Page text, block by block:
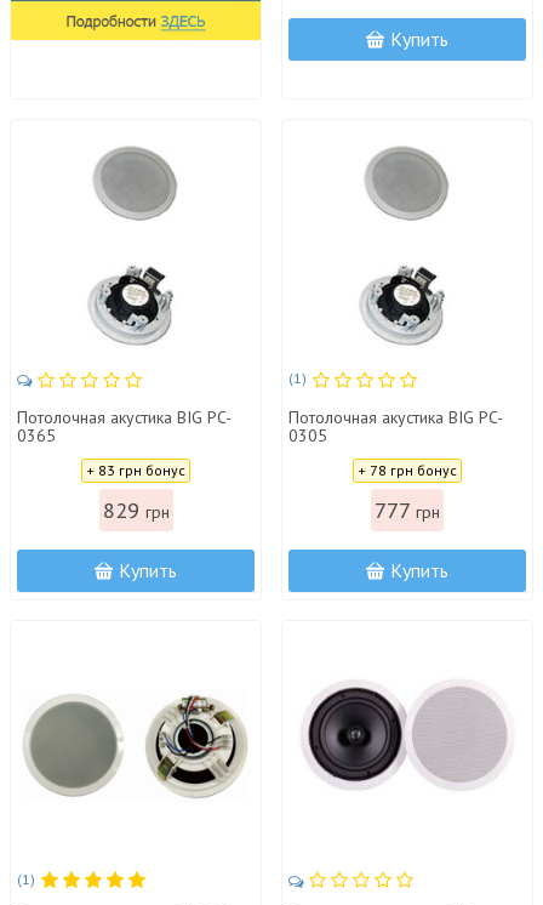
Купить
Потолочная акустика BIG PC-
0365
+ 83 грн бонус
829 грн
Купить
(1)
Потолочная акустика BIG PC-
0305
+ 78 грн бонус
777 грн
Купить
(1)